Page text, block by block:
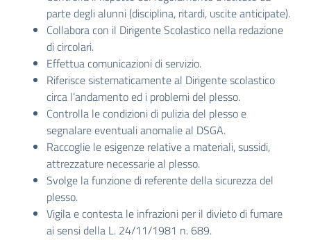
parte degli alunni (disciplina, ritardi, uscite anticipate).
Collabora con il Dirigente Scolastico nella redazione
di circolari.
Effettua comunicazioni di servizio.
Riferisce sistematicamente al Dirigente scolastico
circa l’andamento ed i problemi del plesso.
Controlla le condizioni di pulizia del plesso e
segnalare eventuali anomalie al DSGA.
Raccoglie le esigenze relative a materiali, sussidi,
attrezzature necessarie al plesso.
Svolge la funzione di referente della sicurezza del
plesso.
Vigila e contesta le infrazioni per il divieto di fumare
ai sensi della L. 24/11/1981 n. 689.